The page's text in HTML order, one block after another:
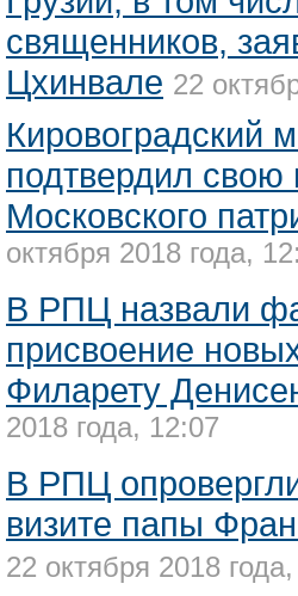
священников,
Цхинвале 22
Кировоградский
подтвердил
Московского
октября 2018 года,
В РПЦ назвали
присвоение
Филарету
2018 года, 12:07
В РПЦ
визите папы
22 октября 2018